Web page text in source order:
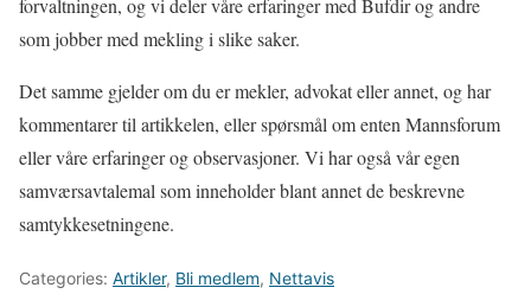
forvaltningen, og vi deler våre erfaringer med Bufdir og andre
som jobber med mekling i slike saker.
Det samme gjelder om du er mekler, advokat eller annet, og har
kommentarer til artikkelen, eller spørsmål om enten Mannsforum
eller våre erfaringer og observasjoner. Vi har også vår egen
samværsavtalemal som inneholder blant annet de beskrevne
samtykkesetningene.
Categories: Artikler, Bli medlem, Nettavis